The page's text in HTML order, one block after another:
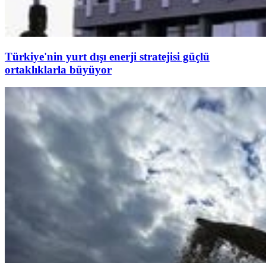
Türkiye'nin yurt dışı enerji stratejisi güçlü
ortaklıklarla büyüyor